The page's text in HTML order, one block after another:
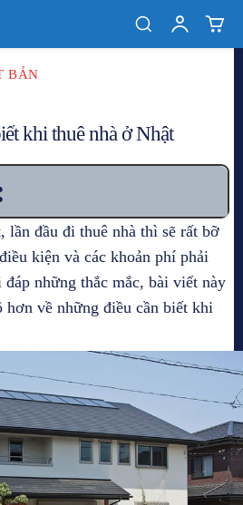
BẢN
khi thuê nhà ở Nhật
lần đầu đi thuê nhà thì sẽ rất bỡ
kiện và các khoản phí phải
những thắc mắc, bài viết này
hơn về những điều cần biết khi